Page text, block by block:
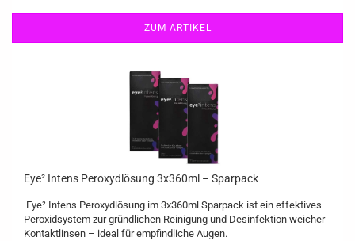
ZUM ARTIKEL
Eye² Intens Peroxydlösung 3x360ml – Sparpack
Eye² Intens Peroxydlösung im 3x360ml Sparpack ist ein effektives
Peroxidsystem zur gründlichen Reinigung und Desinfektion weicher
Kontaktlinsen – ideal für empfindliche Augen.